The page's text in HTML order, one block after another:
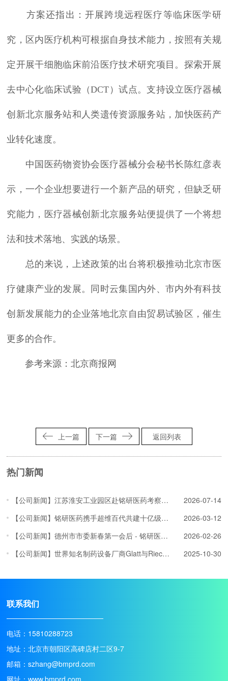
方案还指出：开展跨境远程医疗等临床医学研
究，区内医疗机构可根据自身技术能力，按照有关规
定开展干细胞临床前沿医疗技术研究项目。探索开展
去中心化临床试验（DCT）试点。支持设立医疗器械
创新北京服务站和人类遗传资源服务站，加快医药产
业转化速度。
中国医药物资协会医疗器械分会秘书长陈红彦表
示，一个企业想要进行一个新产品的研究，但缺乏研
究能力，医疗器械创新北京服务站便提供了一个将想
法和技术落地、实践的场景。
总的来说，上述政策的出台将积极推动北京市医
疗健康产业的发展。同时云集国内外、市内外有科技
创新发展能力的企业落地北京自由贸易试验区，催生
更多的合作。
参考来源：北京商报网
上一篇 下一篇 返回列表
热门新闻
【公司新闻】江苏淮安工业园区赴铭研医药考察交流，深化多肽原料药项目对接
2026-07-14
【公司新闻】铭研医药携手超维百代共建十亿级AI药物研发算力平台
2026-03-12
【公司新闻】德州市市委新春第一会后 - 铭研医药赴乐陵开展项目深化洽谈
2026-02-26
【公司新闻】世界知名制药设备厂商Glatt与Rieckmann技术专家访问铭研医药
2025-10-30
联系我们
电话：15810288723
地址：北京市朝阳区高碑店村二区9-7
邮箱：szhang@bmprd.com
网址：www.bmprd.com